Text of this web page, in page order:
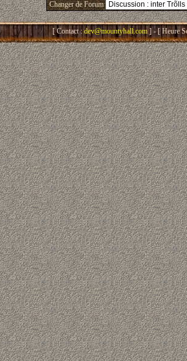
Changer de Forum
[ Contact : dev@mountyhall.com ] - [ Heure